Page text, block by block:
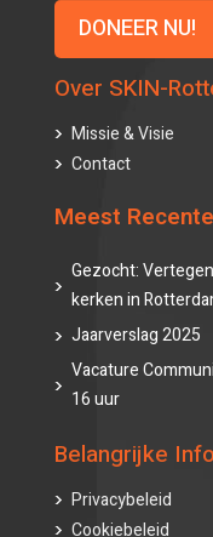
DONEER NU!
Over SKIN-
Missie & Visie
Contact
Meest
Gezocht:
kerken in
Jaarverslag 2025
Vacature
16 uur
Belangrijke
Privacybeleid
Cookiebeleid